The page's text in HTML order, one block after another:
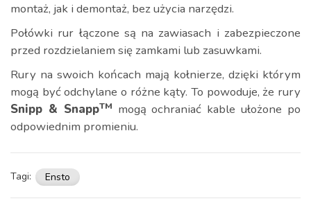
montaż, jak i demontaż, bez użycia narzędzi.
Połówki rur łączone są na zawiasach i zabezpieczone
przed rozdzielaniem się zamkami lub zasuwkami.
Rury na swoich końcach mają kołnierze, dzięki którym
mogą być odchylane o różne kąty. To powoduje, że rury
Snipp & SnappTM mogą ochraniać kable ułożone po
odpowiednim promieniu.
Tagi: Ensto